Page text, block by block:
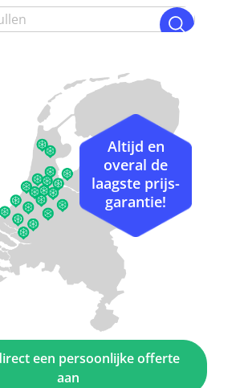
een persoonlijke offerte
aan
Altijd en
overal de
laagste prijs-
garantie!